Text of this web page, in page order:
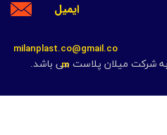
شرکت میلان پلاست می باشد.
ایمیل
milanplast.co@gmail.co
m